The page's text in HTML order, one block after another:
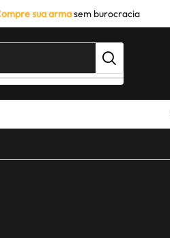
sua armasem burocracia